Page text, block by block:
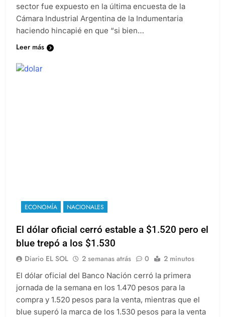
sector fue expuesto en la última encuesta de la
Cámara Industrial Argentina de la Indumentaria
haciendo hincapié en que “si bien…
Leer más
ECONOMÍA NACIONALES
El dólar oficial cerró estable a $1.520 pero el
blue trepó a los $1.530
Diario EL SOL 2 semanas atrás 0 2 minutos
El dólar oficial del Banco Nación cerró la primera
jornada de la semana en los 1.470 pesos para la
compra y 1.520 pesos para la venta, mientras que el
blue superó la marca de los 1.530 pesos para la venta